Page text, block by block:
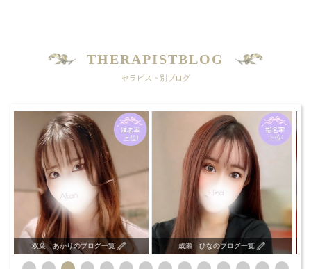
THERAPISTBLOG
セラピスト別ブログ
のブログ一覧 成瀬 ひなのブログ一覧 麻倉 ようのブ